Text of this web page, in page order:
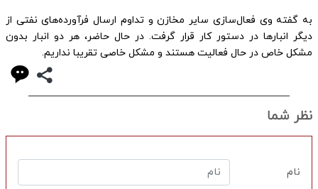
به گفته وی فعال‌سازی سایر مخازن و تداوم ارسال فرآورده‌های نفتی از
دیگر انبارها در دستور کار قرار گرفت. در حال حاضر، هر دو انبار بدون
مشکل خاص در حال فعالیت هستند و مشکل خاصی تقریبا نداریم.
نظر شما
نام